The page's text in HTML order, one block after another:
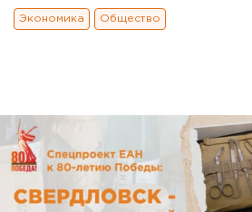
Экономика Общество